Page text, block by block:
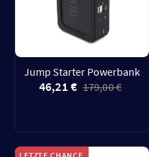
Jump Starter Powerbank
46,21 € 179,00 €